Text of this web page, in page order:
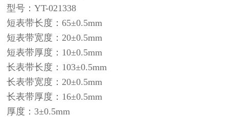
型号：YT-021338
短表带长度：65±0.5mm
短表带宽度：20±0.5mm
短表带厚度：10±0.5mm
长表带长度：103±0.5mm
长表带宽度：20±0.5mm
长表带厚度：16±0.5mm
厚度：3±0.5mm